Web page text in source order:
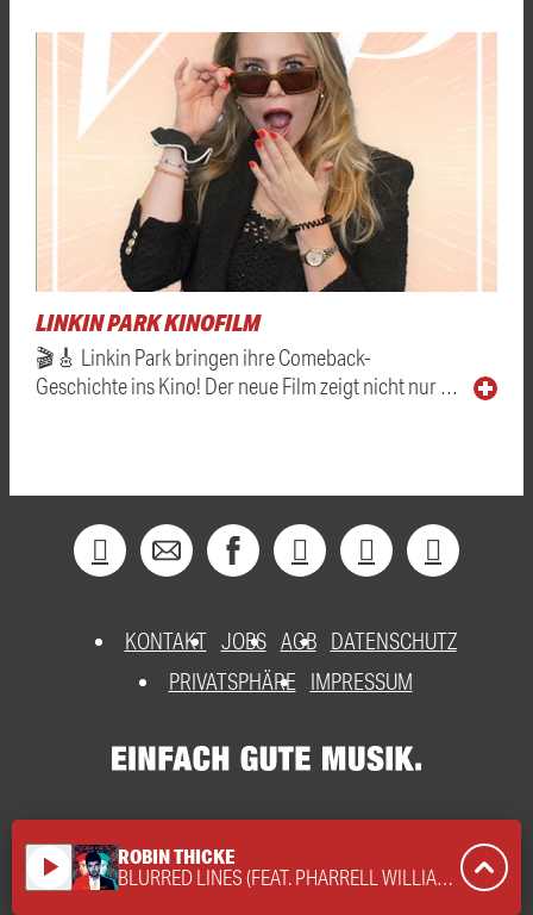
LINKIN PARK KINOFILM
🎬🎸 Linkin Park bringen ihre Comeback-
Geschichte ins Kino! Der neue Film zeigt nicht nur …
KONTAKT JOBS AGB DATENSCHUTZ
PRIVATSPHÄRE
IMPRESSUM
play_arrow ROBIN THICKE
BLURRED LINES (FEAT. PHARRELL WILLIAMS)